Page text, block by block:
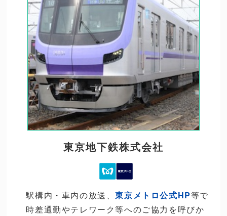
東京地下鉄株式会社
駅構内・車内の放送、東京メトロ公式HP等で
時差通勤やテレワーク等へのご協力を呼びか